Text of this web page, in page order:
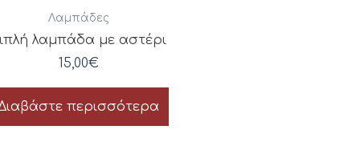
Λαμπάδες
λαμπάδα με αστέρι
15,00€
περισσότερα